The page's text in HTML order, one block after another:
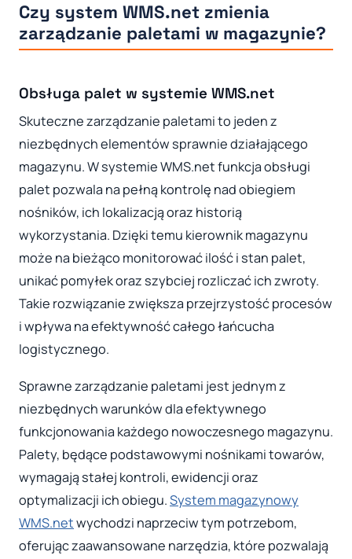
Czy system WMS.net zmienia
zarządzanie paletami w magazynie?
Obsługa palet w systemie WMS.net
Skuteczne zarządzanie paletami to jeden z
niezbędnych elementów sprawnie działającego
magazynu. W systemie WMS.net funkcja obsługi
palet pozwala na pełną kontrolę nad obiegiem
nośników, ich lokalizacją oraz historią
wykorzystania. Dzięki temu kierownik magazynu
może na bieżąco monitorować ilość i stan palet,
unikać pomyłek oraz szybciej rozliczać ich zwroty.
Takie rozwiązanie zwiększa przejrzystość procesów
i wpływa na efektywność całego łańcucha
logistycznego.
Sprawne zarządzanie paletami jest jednym z
niezbędnych warunków dla efektywnego
funkcjonowania każdego nowoczesnego magazynu.
Palety, będące podstawowymi nośnikami towarów,
wymagają stałej kontroli, ewidencji oraz
optymalizacji ich obiegu.System magazynowy
WMS.netwychodzi naprzeciw tym potrzebom,
oferując zaawansowane narzędzia, które pozwalają